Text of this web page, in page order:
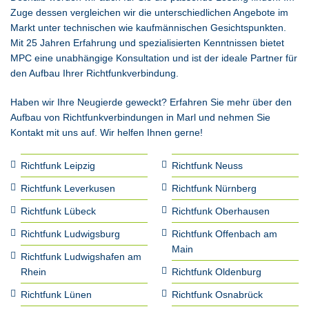
Zuge dessen vergleichen wir die unterschiedlichen Angebote im
Markt unter technischen wie kaufmännischen Gesichtspunkten.
Mit 25 Jahren Erfahrung und spezialisierten Kenntnissen bietet
MPC eine unabhängige Konsultation und ist der ideale Partner für
den Aufbau Ihrer Richtfunkverbindung.
Haben wir Ihre Neugierde geweckt? Erfahren Sie mehr über den
Aufbau von Richtfunkverbindungen in Marl und nehmen Sie
Kontakt mit uns auf. Wir helfen Ihnen gerne!
Richtfunk Leipzig
Richtfunk Leverkusen
Richtfunk Lübeck
Richtfunk Ludwigsburg
Richtfunk Ludwigshafen am
Rhein
Richtfunk Lünen
Richtfunk Neuss
Richtfunk Nürnberg
Richtfunk Oberhausen
Richtfunk Offenbach am
Main
Richtfunk Oldenburg
Richtfunk Osnabrück